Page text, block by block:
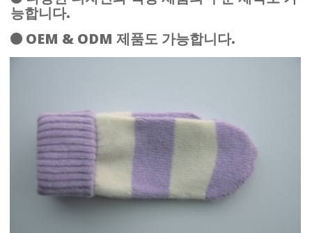
능합니다.
OEM & ODM 제품도 가능합니다.